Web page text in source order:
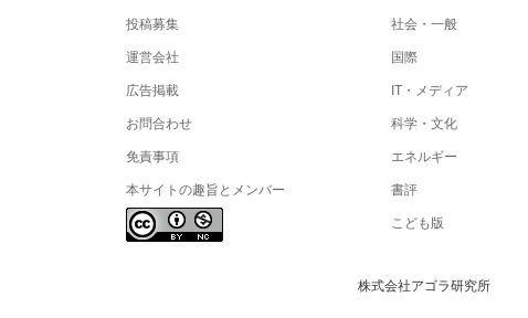
投稿募集
運営会社
広告掲載
お問合わせ
免責事項
本サイトの趣旨とメンバー
社会・一般
国際
IT・メディア
科学・文化
エネルギー
書評
こども版
株式会社アゴラ研究所